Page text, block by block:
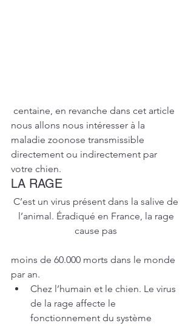
nous allons nous intéresser à la
maladie zoonose transmissible
directement ou indirectement par
votre chien.
LA RAGE
C’est un virus présent dans la salive de
l’animal. Éradiqué en France, la rage
cause pas
moins de 60.000 morts dans le monde
par an.
Chez l’humain et le chien. Le virus
de la rage affecte le
fonctionnement du système